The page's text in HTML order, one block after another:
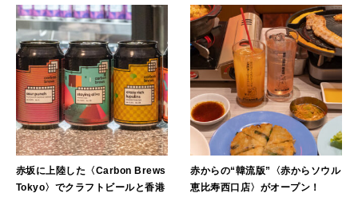
赤坂に上陸した〈Carbon Brews
Tokyo〉でクラフトビールと香港
赤からの“韓流版”〈赤からソウル
恵比寿西口店〉がオープン！